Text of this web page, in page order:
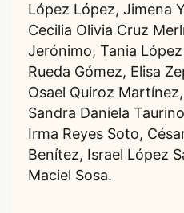
López López, Jimena
Cecilia Olivia Cruz
Jerónimo, Tania
Rueda Gómez, Elisa
Osael Quiroz
Sandra Daniela
Irma Reyes Soto,
Benítez, Israel López
Maciel Sosa.